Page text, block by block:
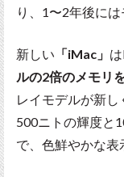
り、1〜2年後に
新しい 「iMac」
ルの2倍のメモリ
レイモデルが新
500ニトの輝度と
で、色鮮やかな表